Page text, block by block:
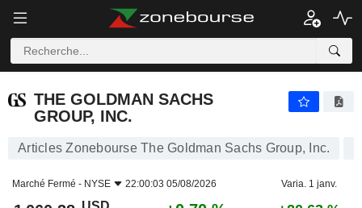
THE GOLDMAN SACHS
GROUP, INC.
Articles Zonebourse The Goldman Sachs Group, Inc.
Marché Fermé - NYSE 22:00:03 05/08/2026 Varia. 1 janv.